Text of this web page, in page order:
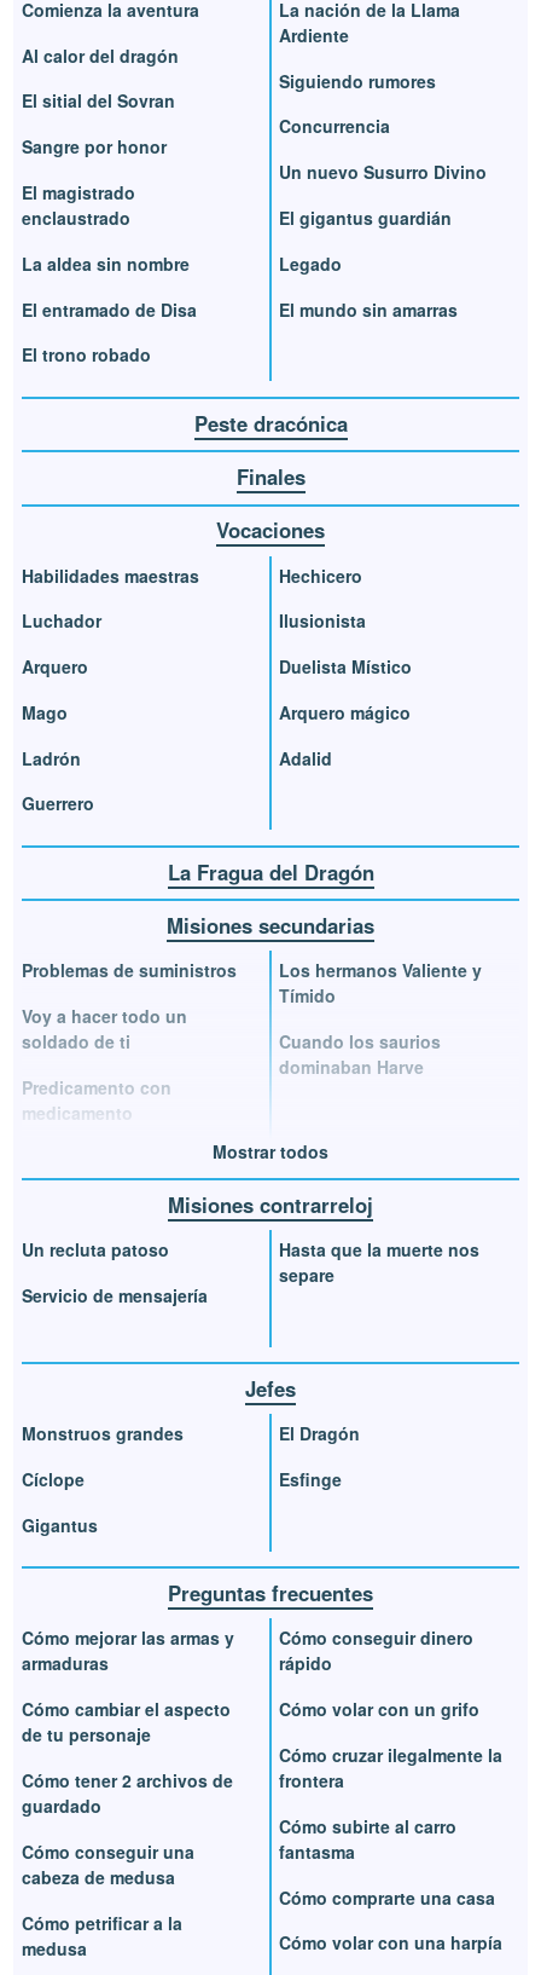
Comienza la aventura
Al calor del dragón
El sitial del Sovran
Sangre por honor
El magistrado
enclaustrado
La aldea sin nombre
El entramado de Disa
El trono robado
La nación de la Llama
Ardiente
Siguiendo rumores
Concurrencia
Un nuevo Susurro Divino
El gigantus guardián
Legado
El mundo sin amarras
Peste dracónica
Finales
Vocaciones
Habilidades maestras
Luchador
Arquero
Mago
Ladrón
Guerrero
Hechicero
Ilusionista
Duelista Místico
Arquero mágico
Adalid
La Fragua del Dragón
Misiones secundarias
Problemas de suministros
Voy a hacer todo un
soldado de ti
Predicamento con
medicamento
Los hermanos Valiente y
Tímido
Cuando los saurios
dominaban Harve
Mostrar todos
Misiones contrarreloj
Un recluta patoso
Servicio de mensajería
Hasta que la muerte nos
separe
Jefes
Monstruos grandes
Cíclope
Gigantus
El Dragón
Esfinge
Preguntas frecuentes
Cómo mejorar las armas y
armaduras
Cómo cambiar el aspecto
de tu personaje
Cómo tener 2 archivos de
guardado
Cómo conseguir una
cabeza de medusa
Cómo petrificar a la
medusa
Cómo conseguir dinero
rápido
Cómo volar con un grifo
Cómo cruzar ilegalmente la
frontera
Cómo subirte al carro
fantasma
Cómo comprarte una casa
Cómo volar con una harpía